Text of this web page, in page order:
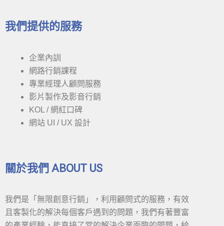
我們提供的服務
企業內訓
網路行銷課程
專業經理人顧問服務
影片製作及影音行銷
KOL / 網紅口碑
網站 UI / UX 設計
關於我們 ABOUT US
我們是「無限創意行銷」，利用顧問式的服務，有效
且客製化的解決每個客戶遇到的問題，我們有著豐富